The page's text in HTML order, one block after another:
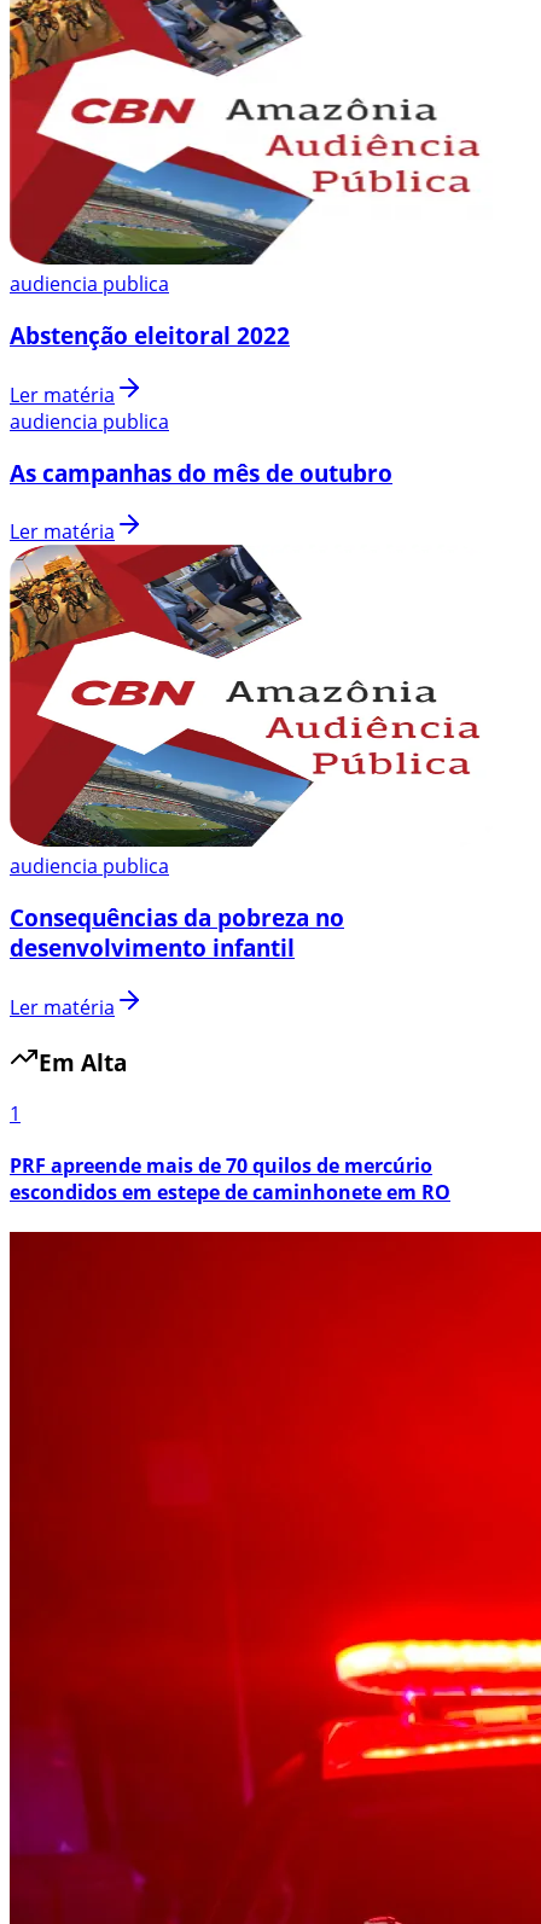
audiencia publica
Abstenção eleitoral 2022
Ler matéria
audiencia publica
As campanhas do mês de outubro
Ler matéria
audiencia publica
Consequências da pobreza no
desenvolvimento infantil
Ler matéria
Em Alta
1
PRF apreende mais de 70 quilos de mercúrio
escondidos em estepe de caminhonete em RO